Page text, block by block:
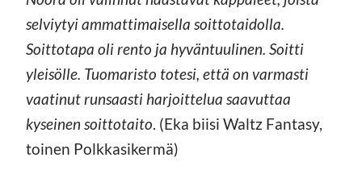
selviytyi ammattimaisella soittotaidolla.
Soittotapa oli rento ja hyväntuulinen. Soitti
yleisölle. Tuomaristo totesi, että on varmasti
vaatinut runsaasti harjoittelua saavuttaa
kyseinen soittotaito. (Eka biisi Waltz Fantasy,
toinen Polkkasikermä)